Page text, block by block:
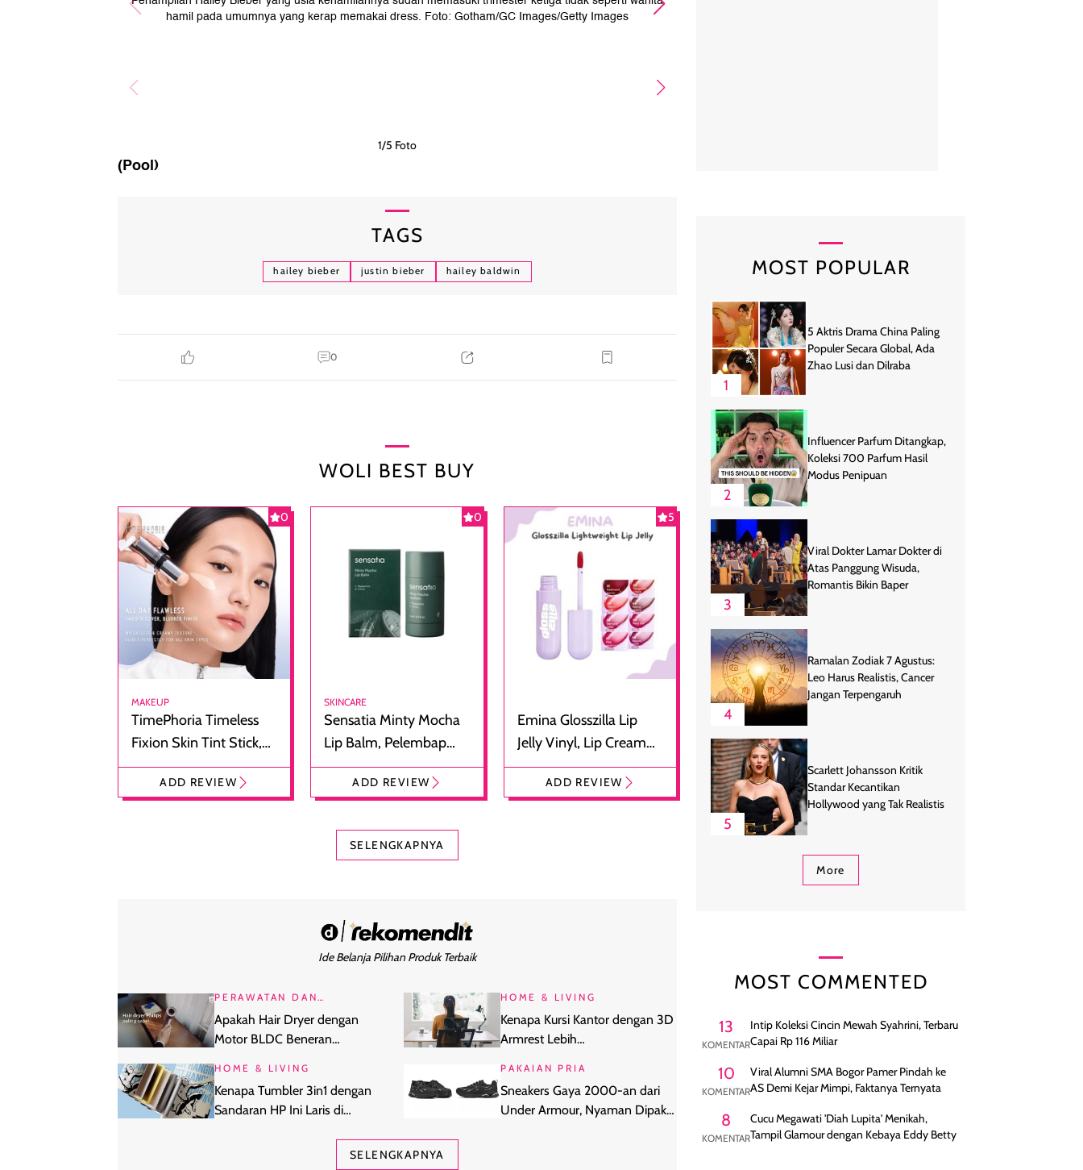
hamil pada umumnya yang kerap memakai dress. Foto: Gotham/GC Images/Getty Images
1/5 Foto
(Pool)
TAGS
hailey bieber justin bieber hailey baldwin
0
WOLI BEST BUY
0
MAKEUP
TimePhoria Timeless
Fixion Skin Tint Stick,
Foundation dan
Concealer 2-in-1
ADD REVIEW
0
SKINCARE
Sensatia Minty Mocha
Lip Balm, Pelembap
Bibir dengan Aroma
CokelatADD REVIEW
5
Emina Glosszilla Lip
Jelly Vinyl, Lip Cream
Glossy Ringan dengan
Efek Bibir Plumpy
ADD REVIEW
SELENGKAPNYA
Ide Belanja Pilihan Produk Terbaik
PERAWATAN DAN
Apakah Hair Dryer dengan
Motor BLDC Beneran
HOME & LIVING
Kenapa Kursi Kantor dengan 3D
Armrest Lebih
HOME & LIVING
Kenapa Tumbler 3in1 dengan
Sandaran HP Ini Laris di
PAKAIAN PRIA
Sneakers Gaya 2000-an dari
Under Armour, Nyaman Dipakai
SELENGKAPNYA
MOST POPULAR
1
5 Aktris Drama China Paling
Populer Secara Global, Ada
Zhao Lusi dan Dilraba
2
Influencer Parfum Ditangkap,
Koleksi 700 Parfum Hasil
Modus Penipuan
3
Viral Dokter Lamar Dokter di
Atas Panggung Wisuda,
Romantis Bikin Baper
4
Ramalan Zodiak 7 Agustus:
Leo Harus Realistis, Cancer
Jangan Terpengaruh
5
Scarlett Johansson Kritik
Standar Kecantikan
Hollywood yang Tak Realistis
More
MOST COMMENTED
13
KOMENTAR
Intip Koleksi Cincin Mewah Syahrini, Terbaru
Capai Rp 116 Miliar
10
KOMENTAR
Viral Alumni SMA Bogor Pamer Pindah ke
AS Demi Kejar Mimpi, Faktanya Ternyata
8
KOMENTAR
Cucu Megawati 'Diah Lupita' Menikah,
Tampil Glamour dengan Kebaya Eddy Betty